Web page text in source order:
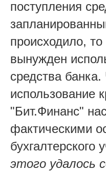
поступления
происходило,
вынужден
средства
использование
"Бит.Финанс"
фактическими
бухгалтерского
этого удалось